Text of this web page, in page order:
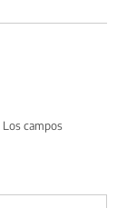
Los campos